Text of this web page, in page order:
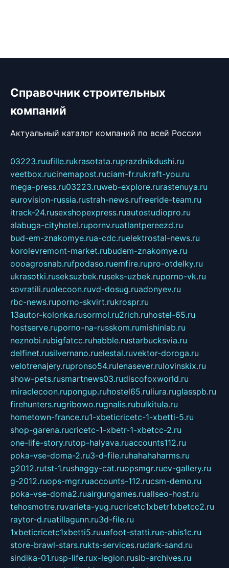
Справочник строительных
компаний
Актуальный каталог компаний по всей России
03223.ruufille.rukrasotata.ruprazdnikdushi.ru
veetbox.rucinemapost.ruciam-fr.rukraft-you.ru
mega-press.ru03223.ruweb-explore.rurastenuya.ru
eurovision-russia.rustrah-news.rufreeride-team.ru
itrack-24.rusexshopexpress.ruautostudiopro.ru
alabuga-cityhotel.rupornv.ruatlantpereezd.ru
bud-em-znakomye.rua-cdc.ruelektrostal-news.ru
korolevremont-market.rubudem-znakomye.ru
oooagrosnab.rufpodaso.ruemfire.rupro-otdelky.ru
ukrasotki.ruseksuzbek.ruseks-uzbek.ruporno-vk.ru
sovratili.ruolecoon.ruvd-dosug.ruadonyev.ru
rbc-news.ruporno-skvirt.rukrospr.ru
13autor-kolonka.rusormol.ru2rich.ruhostel-65.ru
hostserve.ruporno-na-russkom.rumishinlab.ru
neznobi.rubigfatcc.ruhabble.rustarbucksvia.ru
delfinet.rusilvernano.ruelestal.ruvektor-doroga.ru
velotrenajery.rupronso54.rulenasever.rulovinskix.ru
show-pets.rusmartnews03.rudiscofoxworld.ru
miraclecoon.rupongup.ruhostel65.ruliura.ruglasspb.ru
firehunters.rugribowo.rugnalis.rubulkitula.ru
hometown-france.ru1-xbeticricetc-1-xbetti-5.ru
shop-garena.rucricetc-1-xbetr-1-xbetcc-2.ru
one-life-story.rutop-halyava.ruaccounts112.ru
poka-vse-doma-2.ru3-d-file.ruhahahaharms.ru
g2012.rutst-1.rushaggy-cat.ruopsmgr.ruev-gallery.ru
g-2012.ruops-mgr.ruaccounts-112.rucsm-demo.ru
poka-vse-doma2.ruairgungames.ruallseo-host.ru
tehosmotre.ruvarieta-yug.rucricetc1xbetr1xbetcc2.ru
raytor-d.ruatillagunn.ru3d-file.ru
1xbeticricetc1xbetti5.ruuafoot-statti.rue-abis1c.ru
store-brawl-stars.rukts-services.rudark-sand.ru
sindika-01.rusp-life.rux-legion.rusib-archives.ru